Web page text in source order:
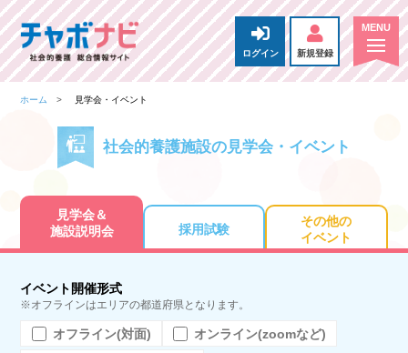
ログイン 新規登録
ホーム 見学会・イベント
社会的養護施設の見学会・イベント
見学会＆
施設説明会
採用試験
その他の
イベント
イベント開催形式
※オフラインはエリアの都道府県となります。
オフライン(対面)
オンライン(zoomなど)